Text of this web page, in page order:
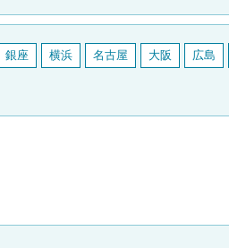
銀座 横浜 名古屋 大阪 広島